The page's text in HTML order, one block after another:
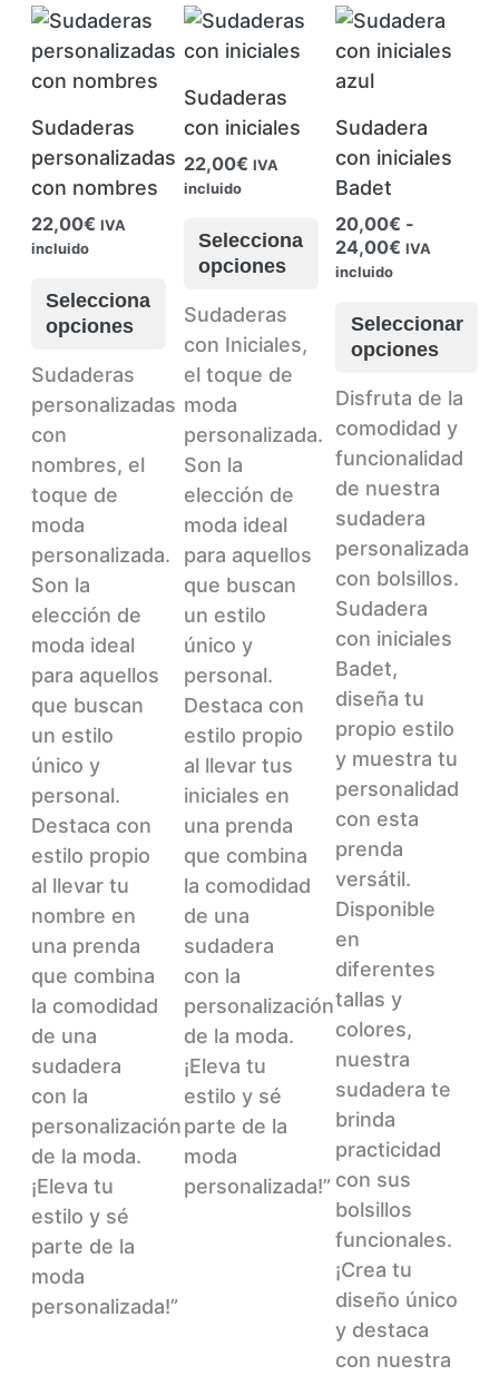
Sudaderas
personalizadas
con nombres
22,00€ IVA
incluido
Selecciona
opciones
Este
producto
tiene
múltiples
variantes.
Las
opciones
se
pueden
elegir
en
la
página
de
producto
Sudaderas
personalizadas
con
nombres, el
toque de
moda
personalizada.
Son la
elección de
moda ideal
para aquellos
que buscan
un estilo
único y
personal.
Destaca con
estilo propio
al llevar tu
nombre en
una prenda
que combina
la comodidad
de una
sudadera
con la
personalización
de la moda.
¡Eleva tu
estilo y sé
parte de la
moda
personalizada!”
Sudaderas
con iniciales
22,00€ IVA
incluido
Selecciona
opciones
Este
producto
tiene
múltiples
variantes.
Las
opciones
se
pueden
elegir
en
la
página
de
producto
Sudaderas
con Iniciales,
el toque de
moda
personalizada.
Son la
elección de
moda ideal
para aquellos
que buscan
un estilo
único y
personal.
Destaca con
estilo propio
al llevar tus
iniciales en
una prenda
que combina
la comodidad
de una
sudadera
con la
personalización
de la moda.
¡Eleva tu
estilo y sé
parte de la
moda
personalizada!”
Sudadera
con iniciales
Badet
20,00€ -
24,00€ Rango
desde
hasta
24,00€
IVA
incluido
Seleccionar
opciones
Este
producto
tiene
múltiples
variantes.
Las
opciones
se
pueden
elegir
en
la
página
de
producto
Disfruta de la
comodidad y
funcionalidad
de nuestra
sudadera
personalizada
con bolsillos.
Sudadera
con iniciales
Badet,
diseña tu
propio estilo
y muestra tu
personalidad
con esta
prenda
versátil.
Disponible
en
diferentes
tallas y
colores,
nuestra
sudadera te
brinda
practicidad
con sus
bolsillos
funcionales.
¡Crea tu
diseño único
y destaca
con nuestra